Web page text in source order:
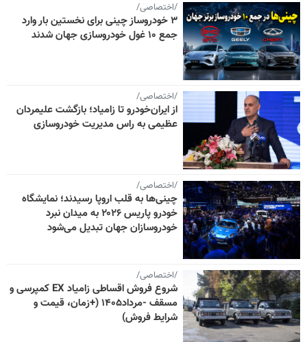
/اختصاصی/
۳ خودروساز چینی برای نخستین بار وارد
جمع ۱۰ غول خودروسازی جهان شدند
/اختصاصی/
از ایران‌خودرو تا زامیاد؛ بازگشت علیمردان
عظیمی به راس مدیریت خودروسازی
/اختصاصی/
چینی‌ها به قلب اروپا رسیدند؛ نمایشگاه
خودرو پاریس ۲۰۲۶ به میدان نبرد
خودروسازان جهان تبدیل می‌شود
/اختصاصی/
شروع فروش اقساطی زامیاد EX کمپرسی و
مسقف -مرداد۱۴۰۵ (+زمان، قیمت و
شرایط فروش)